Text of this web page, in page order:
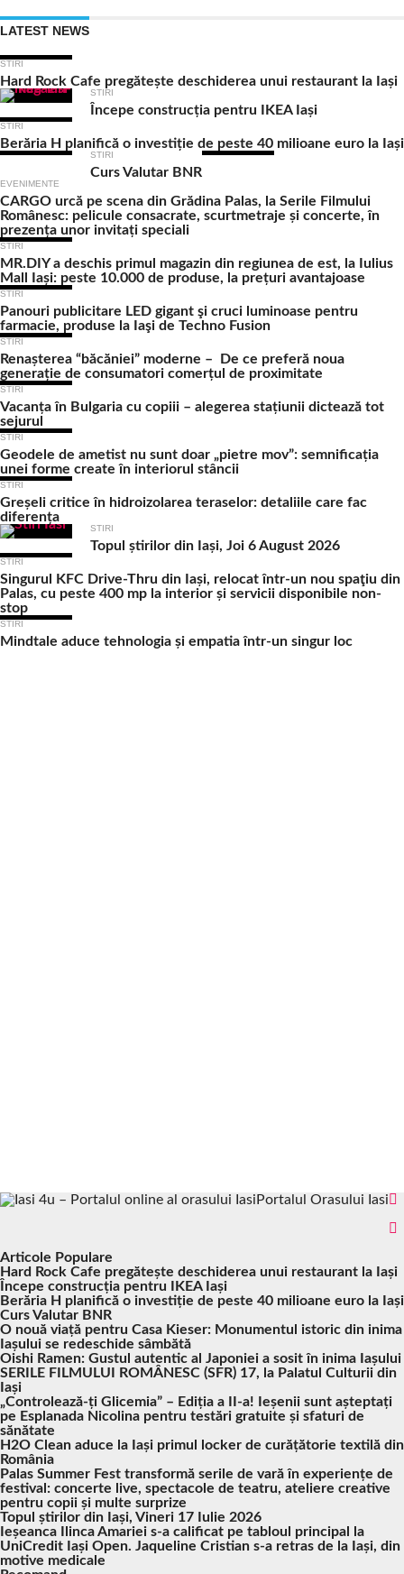
LATEST NEWS
STIRI
Hard Rock Cafe pregătește deschiderea unui restaurant la Iași
STIRI
Începe construcția pentru IKEA Iași
STIRI
Berăria H planifică o investiție de peste 40 milioane euro la Iași
STIRI
Curs Valutar BNR
EVENIMENTE
CARGO urcă pe scena din Grădina Palas, la Serile Filmului
Românesc: pelicule consacrate, scurtmetraje și concerte, în
prezența unor invitați speciali
STIRI
MR.DIY a deschis primul magazin din regiunea de est, la Iulius
Mall Iași: peste 10.000 de produse, la prețuri avantajoase
STIRI
Panouri publicitare LED gigant şi cruci luminoase pentru
farmacie, produse la Iaşi de Techno Fusion
STIRI
Renașterea “băcăniei” moderne – De ce preferă noua
generație de consumatori comerțul de proximitate
STIRI
Vacanța în Bulgaria cu copiii – alegerea stațiunii dictează tot
sejurul
STIRI
Geodele de ametist nu sunt doar „pietre mov”: semnificația
unei forme create în interiorul stâncii
STIRI
Greșeli critice în hidroizolarea teraselor: detaliile care fac
diferența
STIRI
Topul știrilor din Iași, Joi 6 August 2026
STIRI
Singurul KFC Drive-Thru din Iași, relocat într-un nou spaţiu din
Palas, cu peste 400 mp la interior și servicii disponibile non-
stop
STIRI
Mindtale aduce tehnologia și empatia într-un singur loc
Portalul Orasului Iasi
Articole Populare
Hard Rock Cafe pregătește deschiderea unui restaurant la Iași
Începe construcția pentru IKEA Iași
Berăria H planifică o investiție de peste 40 milioane euro la Iași
Curs Valutar BNR
O nouă viață pentru Casa Kieser: Monumentul istoric din inima
Iașului se redeschide sâmbătă
Oishi Ramen: Gustul autentic al Japoniei a sosit în inima Iașului
SERILE FILMULUI ROMÂNESC (SFR) 17, la Palatul Culturii din
Iași
„Controlează-ți Glicemia” – Ediția a II-a! Ieșenii sunt așteptați
pe Esplanada Nicolina pentru testări gratuite și sfaturi de
sănătate
H2O Clean aduce la Iași primul locker de curățătorie textilă din
România
Palas Summer Fest transformă serile de vară în experiențe de
festival: concerte live, spectacole de teatru, ateliere creative
pentru copii și multe surprize
Topul știrilor din Iași, Vineri 17 Iulie 2026
Ieșeanca Ilinca Amariei s-a calificat pe tabloul principal la
UniCredit Iași Open. Jaqueline Cristian s-a retras de la Iași, din
motive medicale